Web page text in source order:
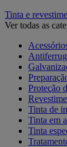
Tinta e
Ver todas as
Proteção
Tinta de
Tinta em
Tinta